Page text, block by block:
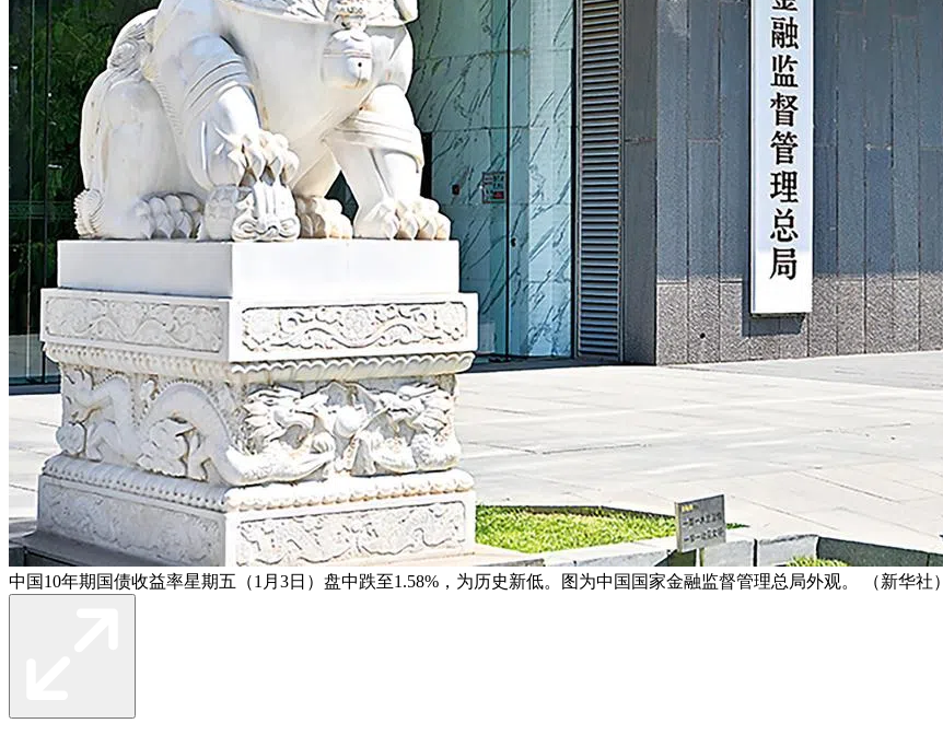
中国10年期国债收益率星期五（1月3日）盘中跌至1.58%，为历史新低。图为中国国家金融监督管理总局外观。 （新华社）